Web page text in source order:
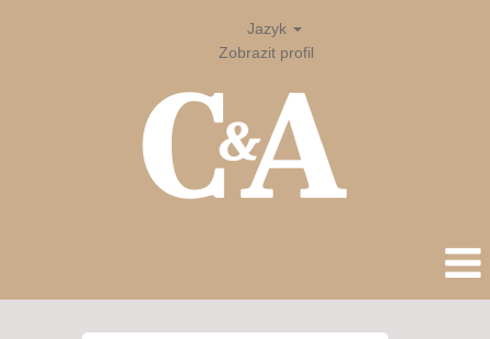
Jazyk
Zobrazit profil